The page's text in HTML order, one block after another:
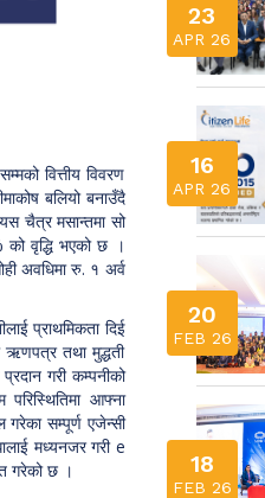
वित्तीय विवरण
बलियो बनाउँदै
चैत्र मसान्तमा सो
वृद्धि भएको छ ।
अवधिमा रु. १ अर्व
प्राथमिकता दिई
तथा मुद्धती
गरी कम्पनीको
परिस्थितिमा आफ्ना
गरेका सम्पूर्ण एजेन्सी
मध्यनजर गरी e
गरेको छ ।
23
APR 26
16
APR 26
20
FEB 26
18
FEB 26